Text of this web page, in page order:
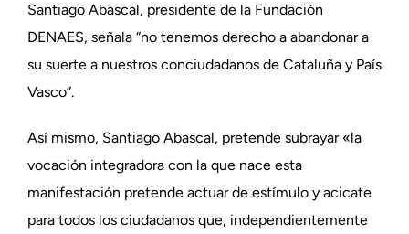
Santiago Abascal, presidente de la Fundación
DENAES, señala “no tenemos derecho a abandonar a
su suerte a nuestros conciudadanos de Cataluña y País
Vasco”.
Así mismo, Santiago Abascal, pretende subrayar «la
vocación integradora con la que nace esta
manifestación pretende actuar de estímulo y acicate
para todos los ciudadanos que, independientemente